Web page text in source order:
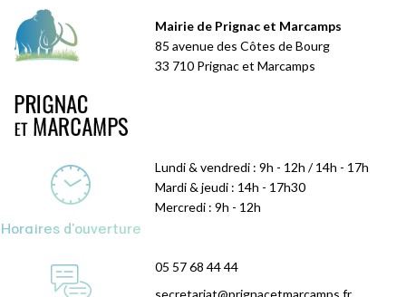
Mairie de Prignac et Marcamps
85 avenue des Côtes de Bourg
33 710 Prignac et Marcamps
Horaires d'ouverture
Lundi & vendredi : 9h - 12h / 14h - 17h
Mardi & jeudi : 14h - 17h30
Mercredi : 9h - 12h
05 57 68 44 44